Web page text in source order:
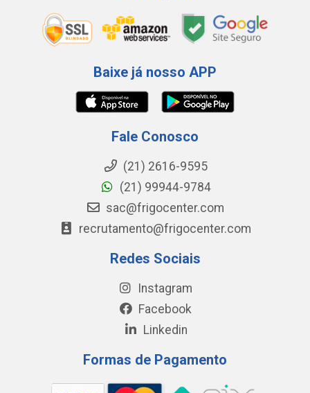
Baixe já nosso APP
Fale Conosco
(21) 2616-9595
(21) 99944-9784
sac@frigocenter.com
recrutamento@frigocenter.com
Redes Sociais
Instagram
Facebook
Linkedin
Formas de Pagamento